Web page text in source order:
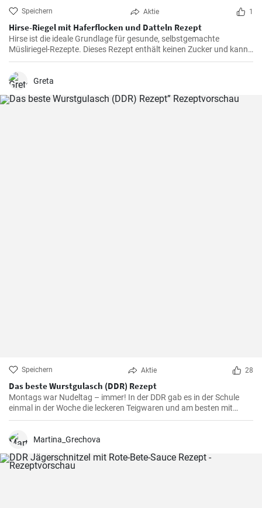
Speichern Aktie 1
Hirse-Riegel mit Haferflocken und Datteln Rezept
Hirse ist die ideale Grundlage für gesunde, selbstgemachte
Müsliriegel-Rezepte. Dieses Rezept enthält keinen Zucker und kann
auch ohne Kakaopulver zubereitet werden.
Greta
Speichern Aktie 28
Das beste Wurstgulasch (DDR) Rezept
Montags war Nudeltag – immer! In der DDR gab es in der Schule
einmal in der Woche die leckeren Teigwaren und am besten mit
Wurstgulasch .Das Gulasch mit Paprika und Würstchen ist sehr
Martina_Grechova